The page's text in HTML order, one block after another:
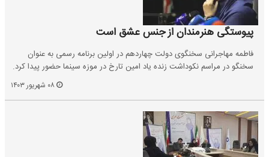
پیوستگی هنرمندان از جنس عشق است
فاطمه مهاجرانی سخنگوی دولت چهاردهم در اولین برنامه رسمی به عنوان
سخنگو در مراسم نکوداشت زنده یاد امین تارخ در موزه سینما حضور پیدا کرد.